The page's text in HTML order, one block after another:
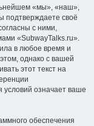
«мы», «наш»,
подтверждаете своё
с ними,
«SubwayTalks.ru».
в любое время и
однако с вашей
этот текст на
условий означает ваше
обеспечения